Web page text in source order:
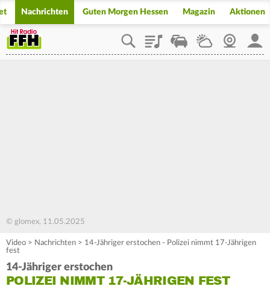
Nachrichten Guten Morgen Hessen Magazin Aktionen
PlaylistStaupilotWetterWebcam
© glomex, 11.05.2025
Video > Nachrichten > 14-Jähriger erstochen - Polizei nimmt 17-Jährigen
fest
14-Jähriger erstochen
POLIZEI NIMMT 17-JÄHRIGEN FEST